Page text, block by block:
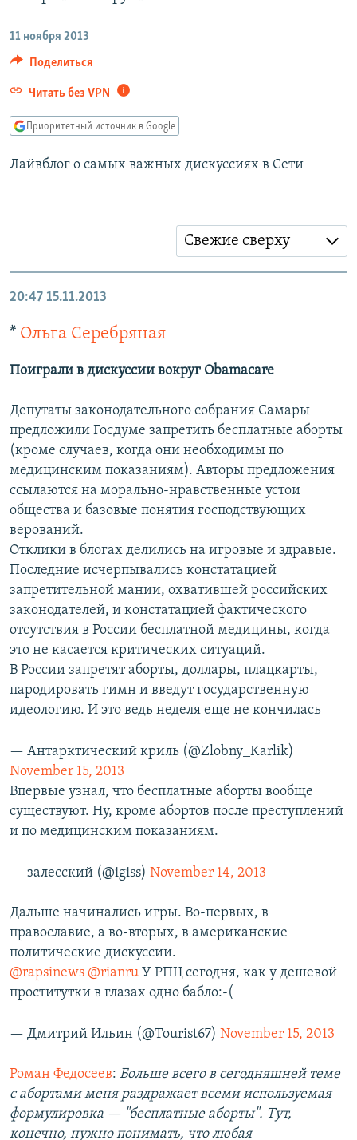
ПОДПИШИТЕСЬ НА РАССЫЛКУ
СОЦИАЛЬНЫЕ СЕТИ
11 ноября 2013
Поделиться
Читать без VPN
Приоритетный источник в Google
Лайвблог о самых важных дискуссиях в Сети
Свежие сверху
20:47 15.11.2013
* Ольга Серебряная
Поиграли в дискуссии вокруг Obamacare
Депутаты законодательного собрания Самары
предложили Госдуме запретить бесплатные аборты
(кроме случаев, когда они необходимы по
медицинским показаниям). Авторы предложения
ссылаются на морально-нравственные устои
общества и базовые понятия господствующих
верований.
Отклики в блогах делились на игровые и здравые.
Последние исчерпывались констатацией
запретительной мании, охватившей российских
законодателей, и констатацией фактического
отсутствия в России бесплатной медицины, когда
это не касается критических ситуаций.
В России запретят аборты, доллары, плацкарты,
пародировать гимн и введут государственную
идеологию. И это ведь неделя еще не кончилась
— Антарктический криль (@Zlobny_Karlik)
November 15, 2013
Впервые узнал, что бесплатные аборты вообще
существуют. Ну, кроме абортов после преступлений
и по медицинским показаниям.
— залесский (@igiss) November 14, 2013
Дальше начинались игры. Во-первых, в
православие, а во-вторых, в американские
политические дискуссии.
@rapsinews @rianru У РПЦ сегодня, как у дешевой
проститутки в глазах одно бабло:-(
— Дмитрий Ильин (@Tourist67) November 15, 2013
Роман Федосеев: Больше всего в сегодняшней теме
с абортами меня раздражает всеми используемая
формулировка — "бесплатные аборты". Тут,
конечно, нужно понимать, что любая